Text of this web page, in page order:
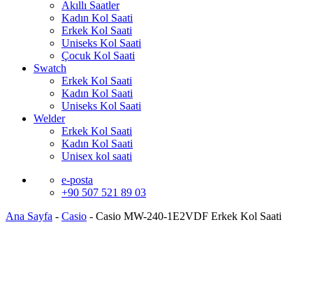
Akıllı Saatler
Kadın Kol Saati
Erkek Kol Saati
Uniseks Kol Saati
Çocuk Kol Saati
Swatch
Erkek Kol Saati
Kadın Kol Saati
Uniseks Kol Saati
Welder
Erkek Kol Saati
Kadın Kol Saati
Unisex kol saati
e-posta
+90 507 521 89 03
Ana Sayfa - Casio - Casio MW-240-1E2VDF Erkek Kol Saati